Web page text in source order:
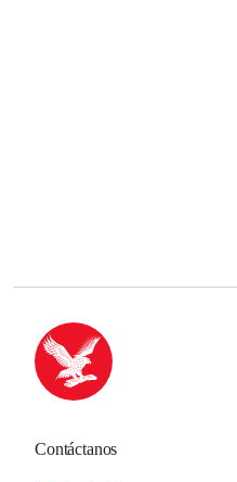
Contáctanos